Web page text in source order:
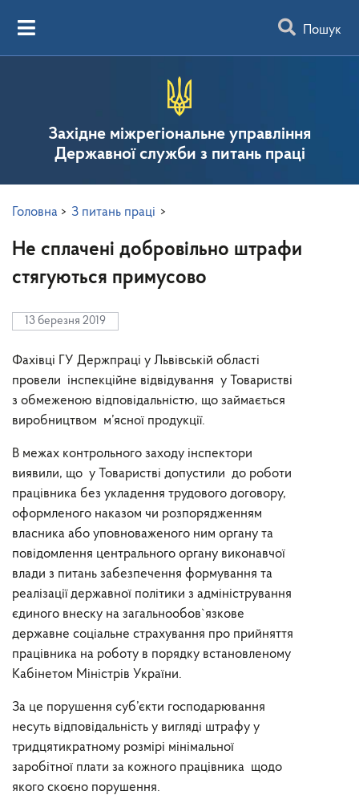
Пошук
Західне міжрегіональне управління
Державної служби з питань праці
Головна > З питань праці >
Не сплачені добровільно штрафи
стягуються примусово
13 березня 2019
Фахівці ГУ Держпраці у Львівській області
провели інспекційне відвідування у Товаристві
з обмеженою відповідальністю, що займається
виробництвом м’ясної продукції.
В межах контрольного заходу інспектори
виявили, що у Товаристві допустили до роботи
працівника без укладення трудового договору,
оформленого наказом чи розпорядженням
власника або уповноваженого ним органу та
повідомлення центрального органу виконавчої
влади з питань забезпечення формування та
реалізації державної політики з адміністрування
єдиного внеску на загальнообов`язкове
державне соціальне страхування про прийняття
працівника на роботу в порядку встановленому
Кабінетом Міністрів України.
За це порушення суб’єкти господарювання
несуть відповідальність у вигляді штрафу у
тридцятикратному розмірі мінімальної
заробітної плати за кожного працівника щодо
якого скоєно порушення.